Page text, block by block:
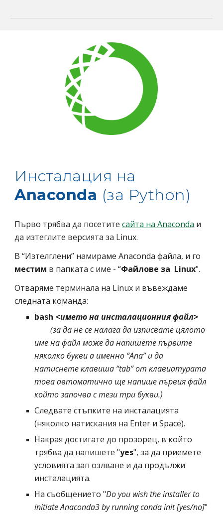
Anaconda (за Python)
Първо трябва да посетите сайта на Anaconda и
да изтеглите версията за Linux.
местим в папката с име - “Файлове за  Linux".
Отваряме терминала на Linux и въвеждаме
следната команда:
bash <името на инсталационния файл>
(за да не се налага да изписвате цялото
име на файл може да напишете първите
няколко букви а именно “Ana” и да
натиснете клавиша “tab” от клавиатурата
това автоматично ще напише първия файл
който започва с тези три букви.)
Следвате стъпките на инсталацията
(няколко натискания на Enter и Space).
Накрая достигате до прозорец, в който
трябва да напишете "yes", за да приемете
условията зап озлване и да продължи
инсталацията.
На съобщението "Do you wish the installer to
initiate Anaconda3 by running conda init [yes/no]"